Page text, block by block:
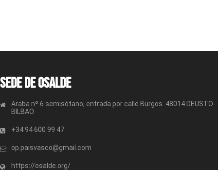
Sede de OSALDE
Araba nº 6 semisótano, entrada por calle Burgos. 48014 DEUSTO-
BILBAO
+34 94 600 99 47
op.paisvasco@gmail.com
https://osalde.org/